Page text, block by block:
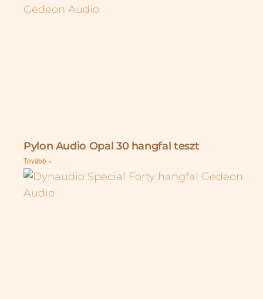
Pylon Audio Opal 30 hangfal teszt
Tovább »